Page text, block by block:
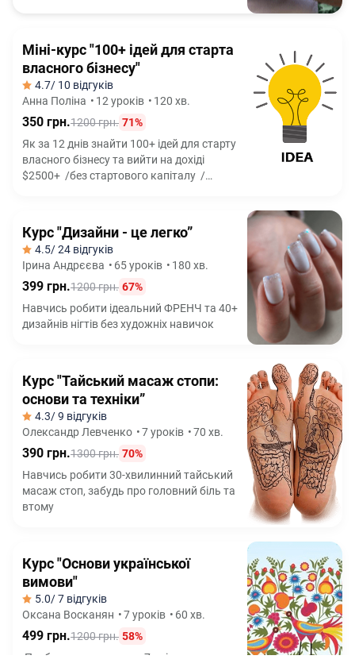
Міні-курс "100+ ідей для старта
власного бізнесу"
4.7/ 10 відгуків
Анна Поліна • 12 уроків • 120 хв.
350 грн.1200 грн. 71%
Як за 12 днів знайти 100+ ідей для старту
власного бізнесу та вийти на дохіді
$2500+ /без стартового капіталу /
Курс "Дизайни - це легко”
4.5/ 24 відгуків
Ірина Андрєєва • 65 уроків • 180 хв.
399 грн.1200 грн. 67%
Навчись робити ідеальний ФРЕНЧ та 40+
дизайнів нігтів без художніх навичок
Курс "Тайський масаж стопи:
основи та техніки”
4.3/ 9 відгуків
Олександр Левченко •7 уроків •70 хв.
390 грн.1300 грн. 70%
Навчись робити 30-хвилинний тайський
масаж стоп, забудь про головний біль та
втому
Курс "Основи української
вимови"
5.0/ 7 відгуків
Оксана Восканян •7 уроків • 60 хв.
499 грн.1200 грн. 58%
Позбудься суржику за 7 днів та почни